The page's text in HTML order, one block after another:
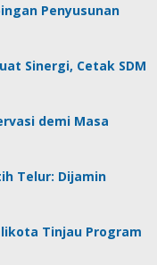
Penyusunan
Sinergi, Cetak SDM
demi Masa
Telur: Dijamin
Tinjau Program